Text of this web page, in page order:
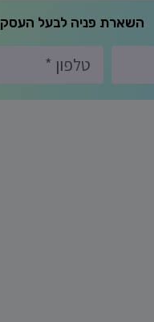
השארת פניה לבעל העסק